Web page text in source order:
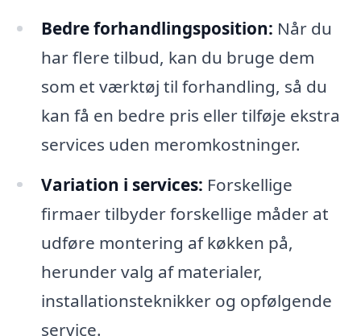
Bedre forhandlingsposition: Når du
har flere tilbud, kan du bruge dem
som et værktøj til forhandling, så du
kan få en bedre pris eller tilføje ekstra
services uden meromkostninger.
Variation i services: Forskellige
firmaer tilbyder forskellige måder at
udføre montering af køkken på,
herunder valg af materialer,
installationsteknikker og opfølgende
service.